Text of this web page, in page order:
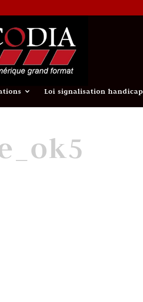
Loi signalisation handicap